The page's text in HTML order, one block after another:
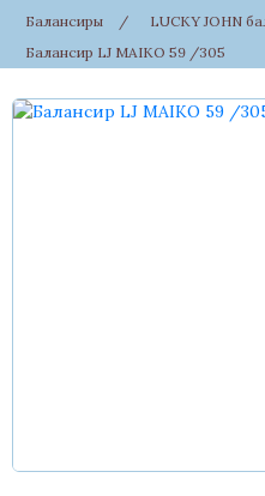
Балансиры
/ LUCKY JOHN
Балансир LJ MAIKO 59 /305